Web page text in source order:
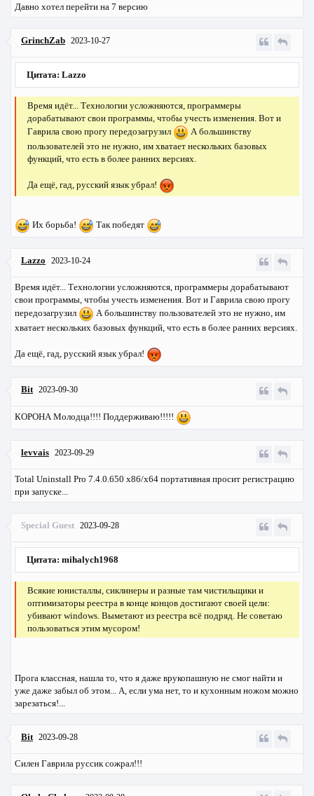
Давно хотел перейти на 7 версию
GrinchZab 2023-10-27
Цитата: Lazzo
Время идёт... Технологии усложняются, программеры
дорабатывают свои программы, чтобы учесть изменения. Вот и
Гаврила свою прогу передозагрузил
А большинству
пользователей это не нужно, им хватает нескольких базовых
функций, что есть в более ранних версиях.
Да ещё, гад, русский язык убрал!
Их борьба! Так победят
Lazzo 2023-10-24
Время идёт... Технологии усложняются, программеры дорабатывают
свои программы, чтобы учесть изменения. Вот и Гаврила свою прогу
передозагрузил
А большинству пользователей это не нужно, им
хватает нескольких базовых функций, что есть в более ранних версиях.
Да ещё, гад, русский язык убрал!
Bit 2023-09-30
КОРОНА Молодца!!!! Поддерживаю!!!!!
levvais 2023-09-29
Total Uninstall Pro 7.4.0.650 x86/x64 портативная просит регистрацию
при запуске...
Special Guest 2023-09-28
Цитата: mihalych1968
Всякие юнисталлы, сиклинеры и разные там чистильщики и
оптимизаторы реестра в конце концов достигают своей цели:
убивают windows. Выметают из реестра всё подряд. Не советаю
пользоваться этим мусором!
Прога классная, нашла то, что я даже врукопашную не смог найти и
уже даже забыл об этом... А, если ума нет, то и кухонным ножом можно
зарезаться!...
Bit 2023-09-28
Силен Гаврила руссик сожрал!!!